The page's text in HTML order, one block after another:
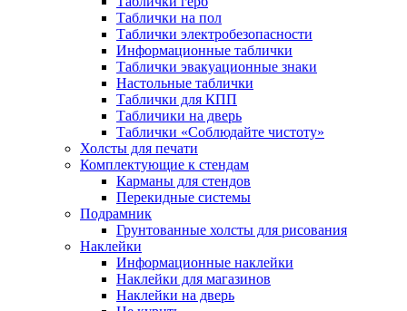
Таблички на пол
Таблички электробезопасности
Информационные таблички
Таблички эвакуационные знаки
Настольные таблички
Таблички для КПП
Табличики на дверь
Таблички «Соблюдайте чистоту»
Холсты для печати
Комплектующие к стендам
Карманы для стендов
Перекидные системы
Подрамник
Грунтованные холсты для рисования
Наклейки
Информационные наклейки
Наклейки для магазинов
Наклейки на дверь